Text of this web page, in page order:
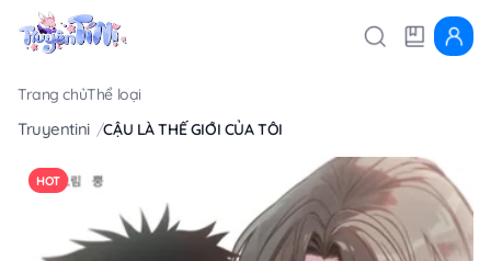
Trang chủThể loại
Truyentini CẬU LÀ THẾ GIỚI CỦA TÔI
HOT